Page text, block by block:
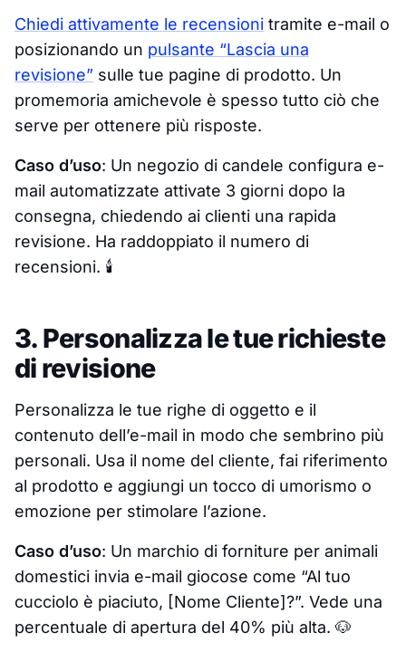
Chiedi attivamente le recensioni tramite e-mail o
posizionando un pulsante “Lascia una
revisione” sulle tue pagine di prodotto. Un
promemoria amichevole è spesso tutto ciò che
serve per ottenere più risposte.
Caso d’uso: Un negozio di candele configura e-
mail automatizzate attivate 3 giorni dopo la
consegna, chiedendo ai clienti una rapida
revisione. Ha raddoppiato il numero di
recensioni. 🕯️
3. Personalizza le tue richieste
di revisione
Personalizza le tue righe di oggetto e il
contenuto dell’e-mail in modo che sembrino più
personali. Usa il nome del cliente, fai riferimento
al prodotto e aggiungi un tocco di umorismo o
emozione per stimolare l’azione.
Caso d’uso: Un marchio di forniture per animali
domestici invia e-mail giocose come “Al tuo
cucciolo è piaciuto, [Nome Cliente]?”. Vede una
percentuale di apertura del 40% più alta. 🐶